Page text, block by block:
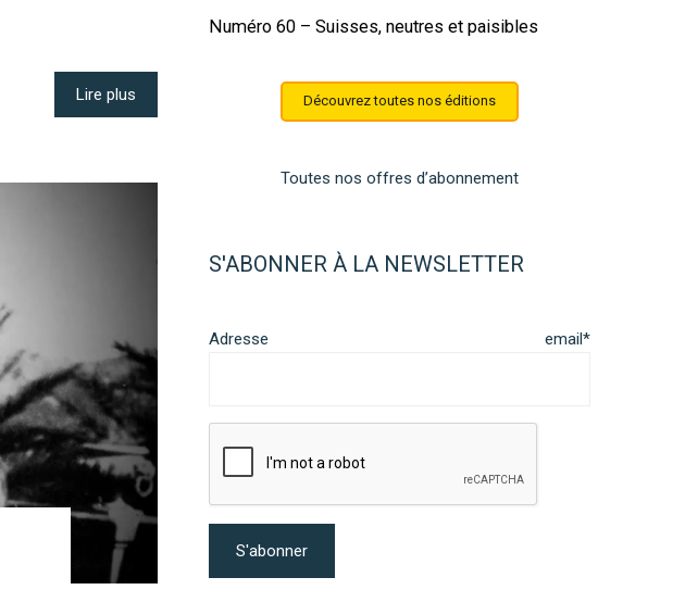
Lire plus
Numéro 60 – Suisses, neutres et paisibles
Découvrez toutes nos éditions
Toutes nos offres d’abonnement
S'ABONNER À LA NEWSLETTER
Adresse email*